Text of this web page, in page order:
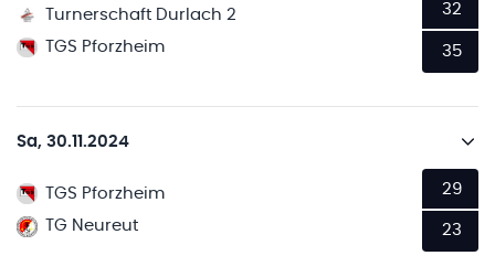
Turnerschaft Durlach 2
TGS Pforzheim
32
35
Sa, 30.11.2024
TGS Pforzheim
TG Neureut
29
23